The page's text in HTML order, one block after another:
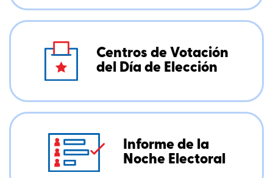
Centros de Votación
del Día de Elección
Informe de la
Noche Electoral